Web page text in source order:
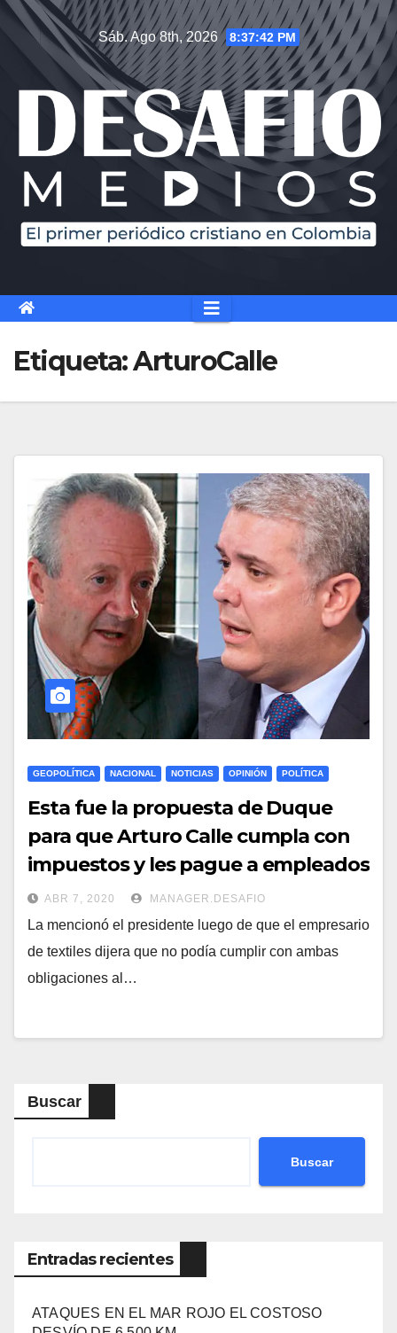
Saltar
contenido
Sáb. Ago 8th, 2026 8:37:42 PM
Etiqueta:ArturoCalle
GEOPOLÍTICA NACIONAL NOTICIAS OPINIÓN POLÍTICA
Esta fue la propuesta de Duque
para que Arturo Calle cumpla con
impuestos y les pague a empleados
ABR 7, 2020 MANAGER.DESAFIO
La mencionó el presidente luego de que el empresario
de textiles dijera que no podía cumplir con ambas
obligaciones al…
Buscar
Buscar
Entradas recientes
ATAQUES EN EL MAR ROJO EL COSTOSO